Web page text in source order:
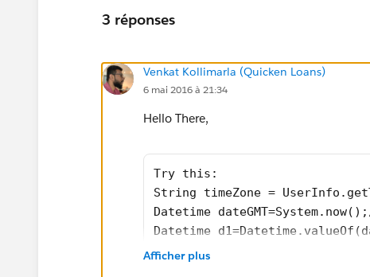
3 réponses
Venkat Kollimarla (Quicken Loans)
6 mai 2016 à 21:34
Hello There,
Try this:
String timeZone =
Datetime
Datetime
string s1=d1.format();
Afficher plus